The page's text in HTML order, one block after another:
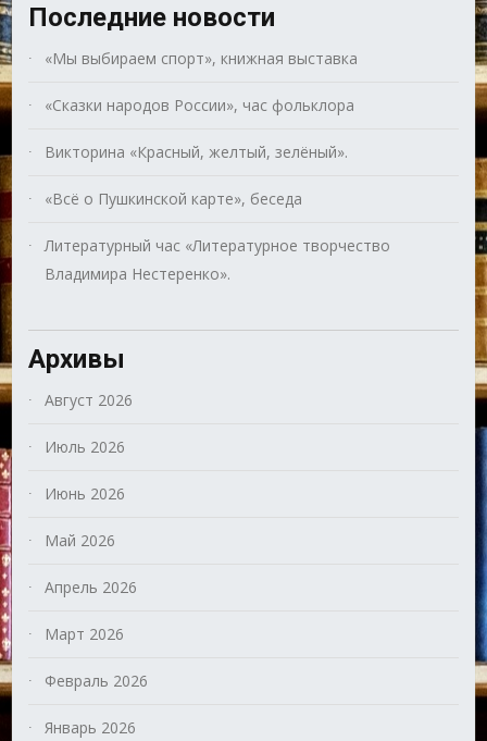
Последние новости
«Мы выбираем спорт», книжная выставка
«Сказки народов России», час фольклора
Викторина «Красный, желтый, зелёный».
«Всё о Пушкинской карте», беседа
Литературный час «Литературное творчество
Владимира Нестеренко».
Архивы
Август 2026
Июль 2026
Июнь 2026
Май 2026
Апрель 2026
Март 2026
Февраль 2026
Январь 2026